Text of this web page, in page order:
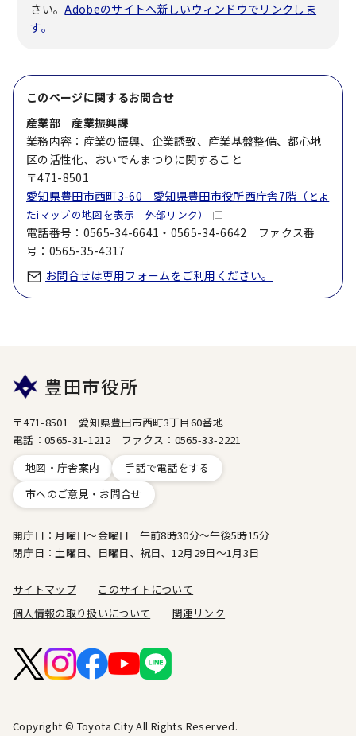
さい。Adobeのサイトへ新しいウィンドウでリンクしま
す。
このページに関するお問合せ
産業部 産業振興課
業務内容：産業の振興、企業誘致、産業基盤整備、都心地
区の活性化、おいでんまつりに関すること
〒471-8501
愛知県豊田市西町3-60 愛知県豊田市役所西庁舎7階（ とよ
たiマップの地図を表示 外部リンク）
電話番号：0565-34-6641・0565-34-6642 ファクス番
号：0565-35-4317
お問合せは専用フォームをご利用ください。
豊田市役所
〒471-8501 愛知県豊田市西町3丁目60番地
電話：0565-31-1212 ファクス：0565-33-2221
地図・庁舎案内
手話で電話をする
市へのご意見・お問合せ
開庁日：月曜日～金曜日 午前8時30分～午後5時15分
閉庁日：土曜日、日曜日、祝日、12月29日～1月3日
サイトマップ
このサイトについて
個人情報の取り扱いについて
関連リンク
Copyright © Toyota City All Rights Reserved.